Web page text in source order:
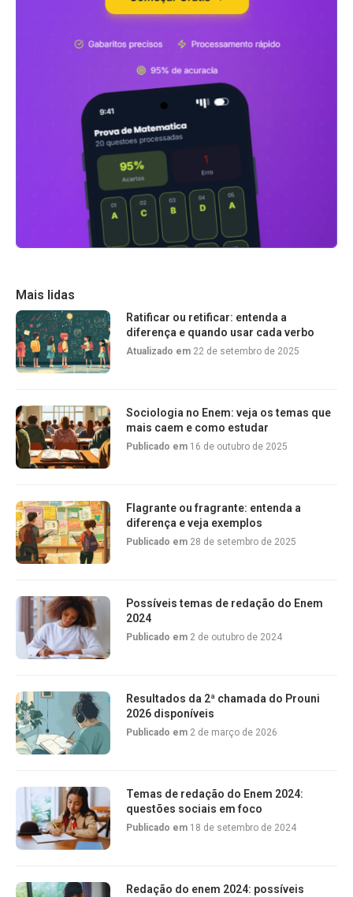
Mais lidas
Ratificar ou retificar: entenda a
diferença e quando usar cada verbo
Atualizado em 22 de setembro de 2025
Sociologia no Enem: veja os temas que
mais caem e como estudar
Publicado em 16 de outubro de 2025
Flagrante ou fragrante: entenda a
diferença e veja exemplos
Publicado em 28 de setembro de 2025
Possíveis temas de redação do Enem
2024
Publicado em 2 de outubro de 2024
Resultados da 2ª chamada do Prouni
2026 disponíveis
Publicado em 2 de março de 2026
Temas de redação do Enem 2024:
questões sociais em foco
Publicado em 18 de setembro de 2024
Redação do enem 2024: possíveis